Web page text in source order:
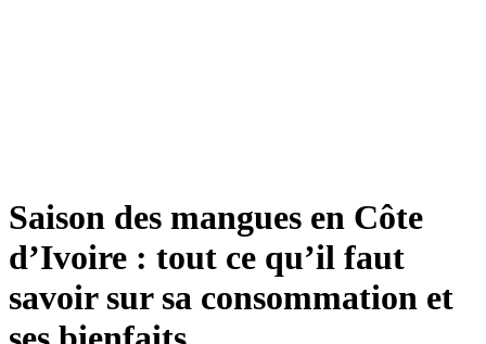
Saison des mangues en Côte
d’Ivoire : tout ce qu’il faut
savoir sur sa consommation et